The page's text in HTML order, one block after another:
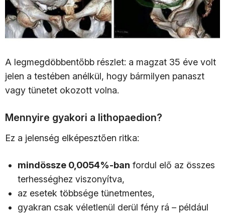
A legmegdöbbentőbb részlet: a magzat 35 éve volt
jelen a testében anélkül, hogy bármilyen panaszt
vagy tünetet okozott volna.
Mennyire gyakori a lithopaedion?
Ez a jelenség elképesztően ritka:
mindössze 0,0054%-ban fordul elő az összes
terhességhez viszonyítva,
az esetek többsége tünetmentes,
gyakran csak véletlenül derül fény rá – például